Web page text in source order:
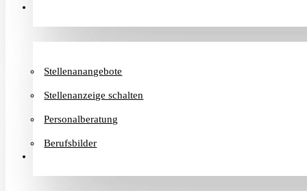
Stellenanangebote
Stellenanzeige schalten
Personalberatung
Berufsbilder